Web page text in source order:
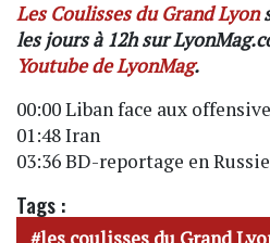
Les Coulisses du Grand Lyon
les jours à 12h sur
Youtube de LyonMag.
00:00 Liban face aux
01:48 Iran
03:36 BD-reportage en Russie
Tags :